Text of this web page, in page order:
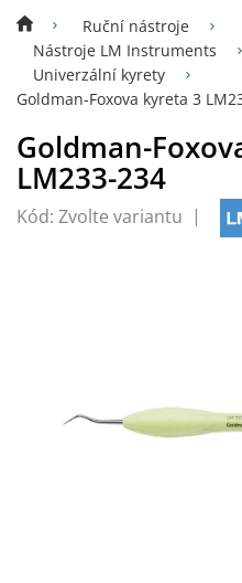
Ruční nástroje
Nástroje LM Instruments
Univerzální kyrety
Goldman-Foxova kyreta 3
Goldman-
LM233-234
Kód: Zvolte variantu